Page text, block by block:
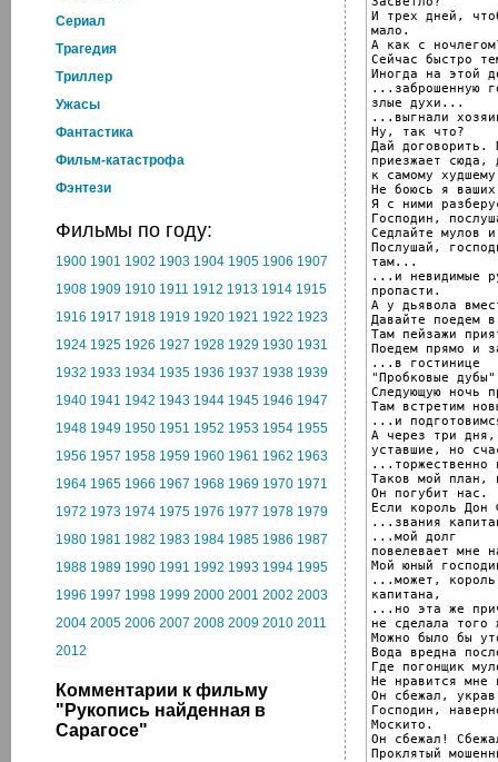
Cериал
Трагедия
Триллер
Ужасы
Фантастика
Фильм-катастрофа
Фэнтези
Фильмы по году:
1900 1901 1902 1903 1904 1905 1906 1907
1908 1909 1910 1911 1912 1913 1914 1915
1916 1917 1918 1919 1920 1921 1922 1923
1924 1925 1926 1927 1928 1929 1930 1931
1932 1933 1934 1935 1936 1937 1938 1939
1940 1941 1942 1943 1944 1945 1946 1947
1948 1949 1950 1951 1952 1953 1954 1955
1956 1957 1958 1959 1960 1961 1962 1963
1964 1965 1966 1967 1968 1969 1970 1971
1972 1973 1974 1975 1976 1977 1978 1979
1980 1981 1982 1983 1984 1985 1986 1987
1988 1989 1990 1991 1992 1993 1994 1995
1996 1997 1998 1999 2000 2001 2002 2003
2004 2005 2006 2007 2008 2009 2010 2011
2012
Комментарии к фильму
"Рукопись найденная в
Сарагосе"
И трех дней,
мало.
А как с
Сейчас быстро
Иногда на этой
...заброшенную
злые духи...
...выгнали
Ну, так что?
Дай договорить.
приезжает сюда,
к самому
Не боюсь я
Я с ними
Господин,
Седлайте мулов
Послушай,
там...
...и невидимые
пропасти.
А у дьявола
Давайте поедем
Там пейзажи
Поедем прямо и
...в гостинице
"Пробковые
Следующую ночь
Там встретим
...и
А через три дня,
уставшие, но
...торжественно
Таков мой план,
Он погубит нас.
Если король
...звания
...мой долг
повелевает мне
Мой юный
...может, король
капитана,
...но эта же
не сделала того
Можно было бы
Вода вредна
Где погонщик
Не нравится мне
Он сбежал,
Господин,
Москито.
Он сбежал!
Проклятый